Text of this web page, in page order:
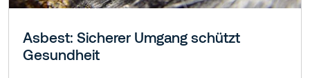
Asbest: Sicherer Umgang schützt
Gesundheit